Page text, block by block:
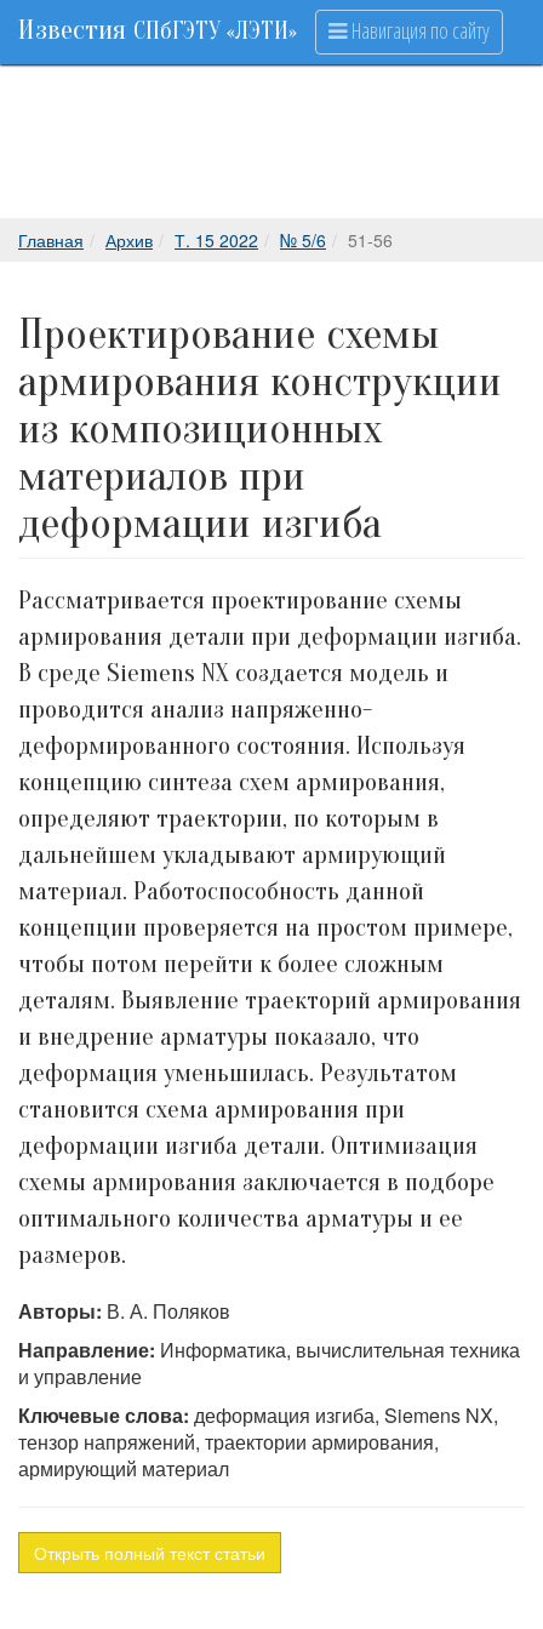
Известия СПбГЭТУ «ЛЭТИ» Навигация по сайту
Главная Архив Т. 15 2022 № 5/6 51-56
Проектирование схемы
армирования конструкции
из композиционных
материалов при
деформации изгиба
Рассматривается проектирование схемы
армирования детали при деформации изгиба.
В среде Siemens NX создается модель и
проводится анализ напряженно-
деформированного состояния. Используя
концепцию синтеза схем армирования,
определяют траектории, по которым в
дальнейшем укладывают армирующий
материал. Работоспособность данной
концепции проверяется на простом примере,
чтобы потом перейти к более сложным
деталям. Выявление траекторий армирования
и внедрение арматуры показало, что
деформация уменьшилась. Результатом
становится схема армирования при
деформации изгиба детали. Оптимизация
схемы армирования заключается в подборе
оптимального количества арматуры и ее
размеров.
Авторы: В. А. Поляков
Направление: Информатика, вычислительная техника
и управление
Ключевые слова: деформация изгиба, Siemens NX,
тензор напряжений, траектории армирования,
армирующий материал
Открыть полный текст статьи